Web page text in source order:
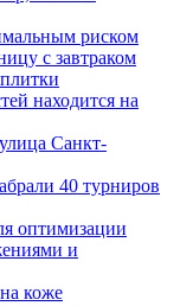
риском
с завтраком
находится на
Санкт-
40 турниров
оптимизации
и
коже